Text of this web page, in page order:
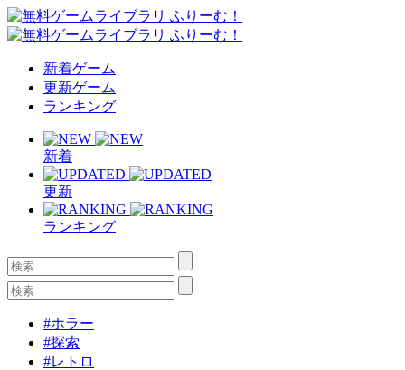
新着ゲーム
更新ゲーム
ランキング
新着
更新
ランキング
#ホラー
#探索
#レトロ